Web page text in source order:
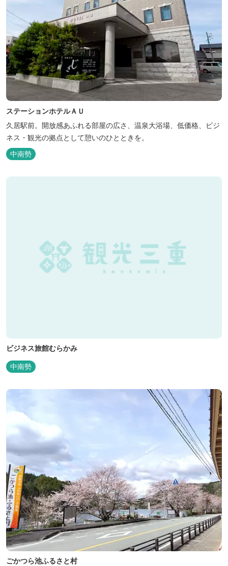
ステーションホテルＡＵ
久居駅前。開放感あふれる部屋の広さ、温泉大浴場、低価格、ビジ
ネス・観光の拠点として憩いのひとときを。
中南勢
ビジネス旅館むらかみ
中南勢
ごかつら池ふるさと村